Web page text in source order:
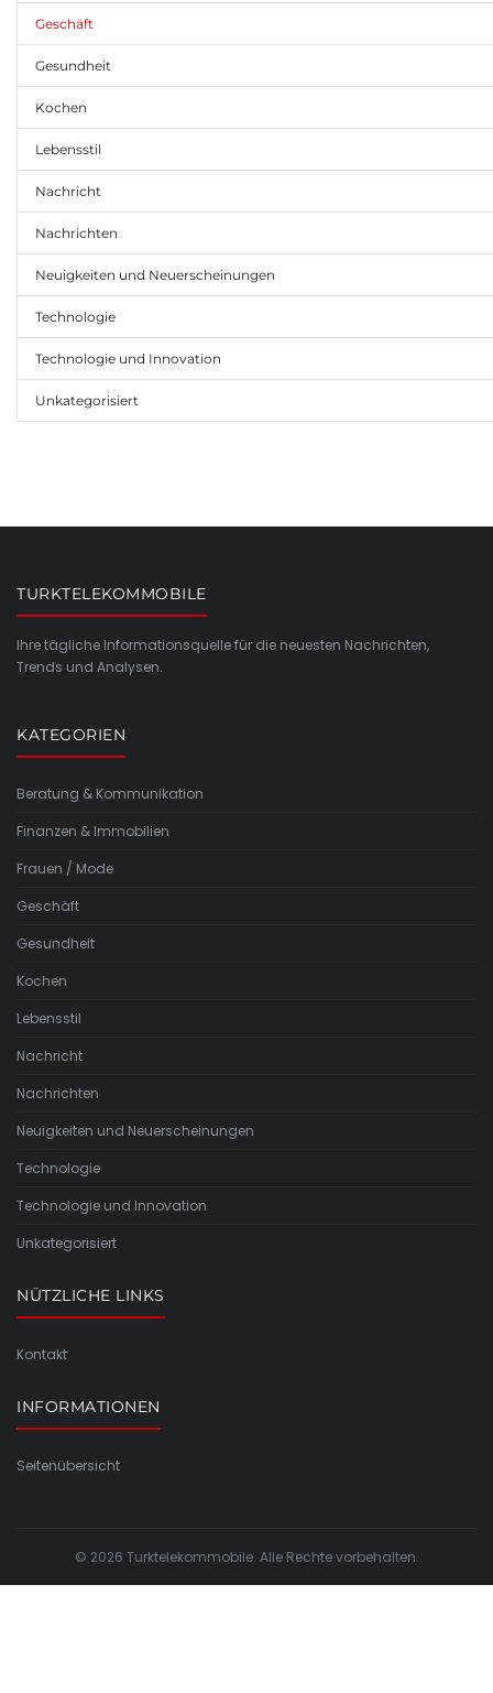
Geschäft
Gesundheit
Kochen
Lebensstil
Nachricht
Nachrichten
Neuigkeiten und Neuerscheinungen
Technologie
Technologie und Innovation
Unkategorisiert
TURKTELEKOMMOBILE
Ihre tägliche Informationsquelle für die neuesten Nachrichten,
Trends und Analysen.
KATEGORIEN
Beratung & Kommunikation
Finanzen & Immobilien
Frauen / Mode
Geschäft
Gesundheit
Kochen
Lebensstil
Nachricht
Nachrichten
Neuigkeiten und Neuerscheinungen
Technologie
Technologie und Innovation
Unkategorisiert
NÜTZLICHE LINKS
Kontakt
INFORMATIONEN
Seitenübersicht
© 2026 Turktelekommobile. Alle Rechte vorbehalten.